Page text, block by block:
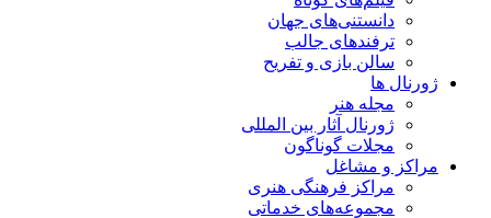
دانستنی‌های جهان
ترفندهای جالب
سالن بازی و تفریح
ژورنال ها
مجله هنر
ژورنال آثار بین المللی
مجلات گوناگون
مراکز و مشاغل
مراکز فرهنگی هنری
مجموعه‌های خدماتی